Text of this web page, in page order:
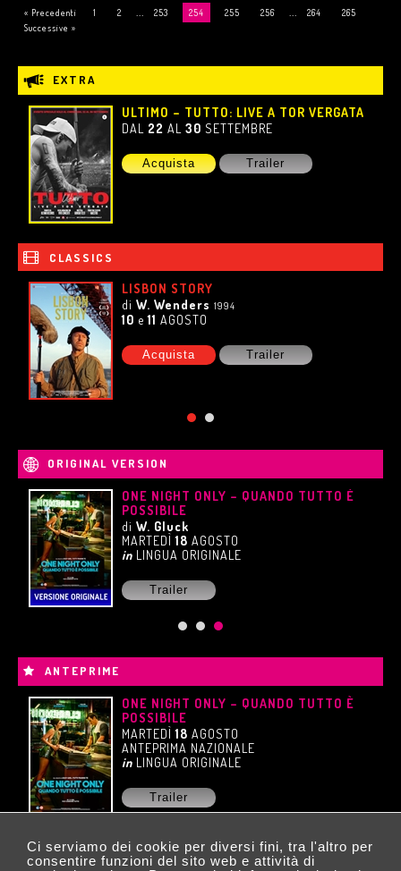
Ci serviamo dei cookie per diversi fini, tra l'altro per
consentire funzioni del sito web e attività di
« Precedenti 1 2 253 254 255 256 264
265
Successive »
EXTRA
ULTIMO – TUTTO: LIVE A TOR VERGATA
DAL 22 AL30 SETTEMBRE
Acquista Trailer
CLASSICS
LISBON STORY
diW. Wenders 1994
10 e11 AGOSTO
Acquista Trailer
ORIGINAL VERSION
ONE NIGHT ONLY – QUANDO TUTTO È
POSSIBILE
diW. Gluck
MARTEDÌ 18 AGOSTO
in LINGUA ORIGINALE
Trailer
ANTEPRIME
ONE NIGHT ONLY – QUANDO TUTTO È
POSSIBILE
MARTEDÌ18 AGOSTO
ANTEPRIMA NAZIONALE
in LINGUA ORIGINALE
Trailer